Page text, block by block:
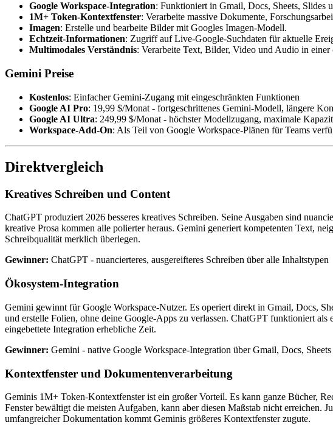
Google Workspace-Integration: Funktioniert in Gmail, Docs, Sheets, Slides
1M+ Token-Kontextfenster: Verarbeite massive Dokumente,
Imagen: Erstelle und bearbeite Bilder mit Googles Imagen-Modell.
Echtzeit-Informationen: Zugriff auf Live-Google-Suchdaten für aktuelle
Multimodales Verständnis: Verarbeite Text, Bilder, Video und Audio in
Gemini Preise
Kostenlos: Einfacher Gemini-Zugang mit eingeschränkten Funktionen
Google AI Pro: 19,99 $/Monat - fortgeschrittenes Gemini-Modell, längere
Google AI Ultra: 249,99 $/Monat - höchster Modellzugang, maximale
Workspace-Add-On: Als Teil von Google Workspace-Plänen für Teams
Direktvergleich
Kreatives Schreiben und Content
ChatGPT produziert 2026 besseres kreatives Schreiben. Seine Ausgaben sind
kreative Prosa kommen alle polierter heraus. Gemini generiert kompetenten Text,
Schreibqualität merklich überlegen.
Gewinner: ChatGPT - nuancierteres, ausgereifteres Schreiben über alle Inhaltstypen
Ökosystem-Integration
Gemini gewinnt für Google Workspace-Nutzer. Es operiert direkt in Gmail, Docs,
und erstelle Folien, ohne deine Google-Apps zu verlassen. ChatGPT funktioniert
eingebettete Integration erhebliche Zeit.
Gewinner: Gemini - native Google Workspace-Integration über Gmail, Docs,
Kontextfenster und Dokumentenverarbeitung
Geminis 1M+ Token-Kontextfenster ist ein großer Vorteil. Es kann ganze Bücher,
Fenster bewältigt die meisten Aufgaben, kann aber diesen Maßstab nicht erreichen.
umfangreicher Dokumentation kommt Geminis größeres Kontextfenster zugute.